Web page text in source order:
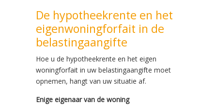
De hypotheekrente en het
eigenwoningforfait in de
belastingaangifte
Hoe u de hypotheekrente en het eigen
woningforfait in uw belastingaangifte moet
opnemen, hangt van uw situatie af.
Enige eigenaar van de woning